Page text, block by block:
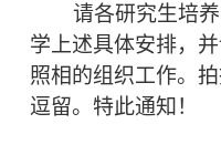
请各研究生培
学上述具体安排，
照相的组织工作。
逗留。特此通知！